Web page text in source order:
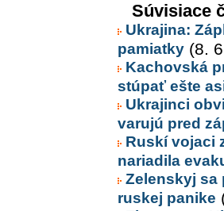
Súvisiace
Ukrajina:
pamiatky (8.
Kachovská
stúpať ešte
Ukrajinci
varujú pred
Ruskí vojaci
nariadila
Zelenskyj sa
ruskej panike